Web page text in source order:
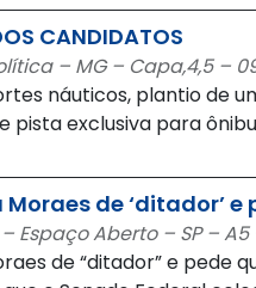
CANDIDATOS
– MG – Capa,4,5 –
náuticos, plantio de
pista exclusiva para
de ‘ditador’ e
– Espaço Aberto – SP –
de “ditador” e pede